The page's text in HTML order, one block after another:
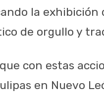
la
de orgullo y
con estas
en Nuevo